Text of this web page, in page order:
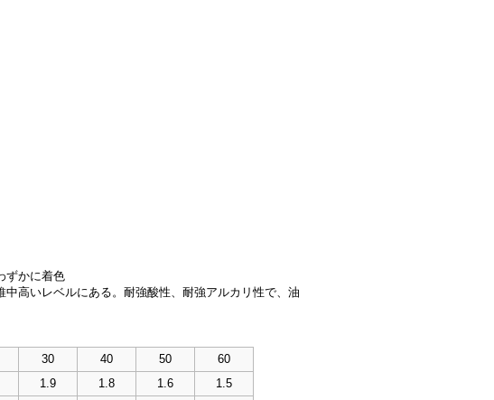
ずかに着色
高いレベルにある。耐強酸性、耐強アルカリ性で、油
30 40 50
60
1.9 1.8 1.6
1.5